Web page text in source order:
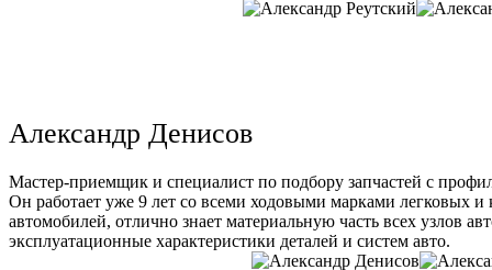
Александр Денисов
Мастер-приемщик и специалист по подбору запчастей с
Он работает уже 9 лет со всеми ходовыми марками легковых и
автомобилей, отлично знает материальную часть всех узлов
эксплуатационные характеристики деталей и систем авто.